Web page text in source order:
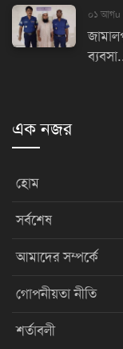
০১ আগu
এক নজর
হোম
সর্বশেষ
আমাদের সম্পর্কে
গোপনীয়তা নীতি
শর্তাবলী